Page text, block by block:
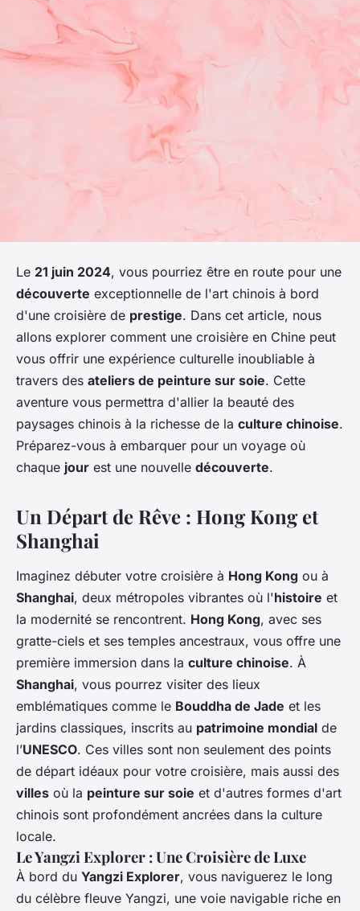
Le 21 juin 2024, vous pourriez être en route pour une
découverte exceptionnelle de l'art chinois à bord
d'une croisière de prestige. Dans cet article, nous
allons explorer comment une croisière en Chine peut
vous offrir une expérience culturelle inoubliable à
travers des ateliers de peinture sur soie. Cette
aventure vous permettra d'allier la beauté des
paysages chinois à la richesse de la culture chinoise.
Préparez-vous à embarquer pour un voyage où
chaque jour est une nouvelle découverte.
Un Départ de Rêve : Hong Kong et
Shanghai
Imaginez débuter votre croisière à Hong Kong ou à
Shanghai, deux métropoles vibrantes où l'histoire et
la modernité se rencontrent. Hong Kong, avec ses
gratte-ciels et ses temples ancestraux, vous offre une
première immersion dans la culture chinoise. À
Shanghai, vous pourrez visiter des lieux
emblématiques comme le Bouddha de Jade et les
jardins classiques, inscrits au patrimoine mondial de
l’UNESCO. Ces villes sont non seulement des points
de départ idéaux pour votre croisière, mais aussi des
villes où la peinture sur soie et d'autres formes d'art
chinois sont profondément ancrées dans la culture
locale.
Le Yangzi Explorer : Une Croisière de Luxe
À bord du Yangzi Explorer, vous naviguerez le long
du célèbre fleuve Yangzi, une voie navigable riche en